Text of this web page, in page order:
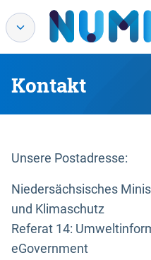
Kontakt
Unsere Postadresse:
Niedersächsisches
und Klimaschutz
Referat 14:
eGovernment